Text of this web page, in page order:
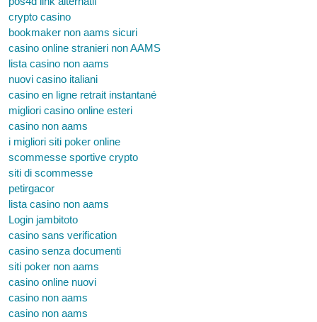
crypto casino
bookmaker non aams sicuri
casino online stranieri non AAMS
lista casino non aams
nuovi casino italiani
casino en ligne retrait instantané
migliori casino online esteri
casino non aams
i migliori siti poker online
scommesse sportive crypto
siti di scommesse
petirgacor
lista casino non aams
Login jambitoto
casino sans verification
casino senza documenti
siti poker non aams
casino online nuovi
casino non aams
casino non aams